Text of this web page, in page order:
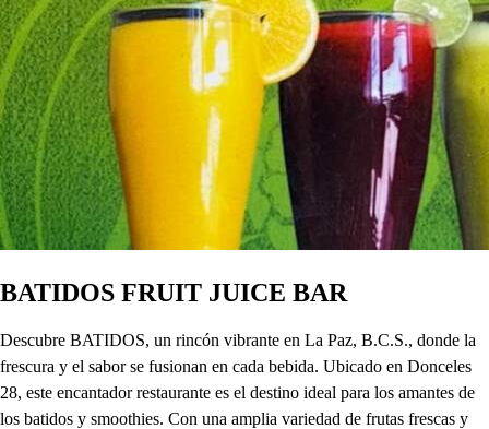
BATIDOS FRUIT JUICE BAR
Descubre BATIDOS, un rincón vibrante en La Paz, B.C.S., donde la
frescura y el sabor se fusionan en cada bebida. Ubicado en Donceles
28, este encantador restaurante es el destino ideal para los amantes de
los batidos y smoothies. Con una amplia variedad de frutas frescas y